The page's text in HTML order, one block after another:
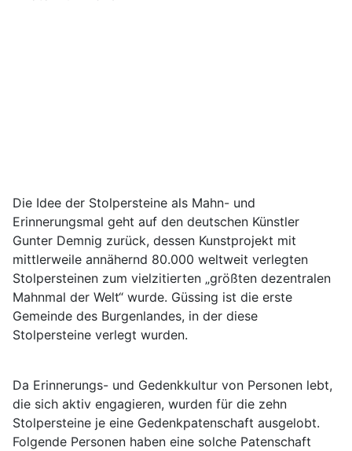
Die Idee der Stolpersteine als Mahn- und
Erinnerungsmal geht auf den deutschen Künstler
Gunter Demnig zurück, dessen Kunstprojekt mit
mittlerweile annähernd 80.000 weltweit verlegten
Stolpersteinen zum vielzitierten „größten dezentralen
Mahnmal der Welt“ wurde. Güssing ist die erste
Gemeinde des Burgenlandes, in der diese
Stolpersteine verlegt wurden.
Da Erinnerungs- und Gedenkkultur von Personen lebt,
die sich aktiv engagieren, wurden für die zehn
Stolpersteine je eine Gedenkpatenschaft ausgelobt.
Folgende Personen haben eine solche Patenschaft